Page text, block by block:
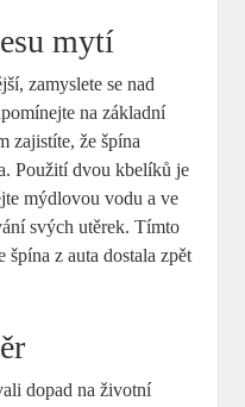
mytí
zamyslete se nad
na základní
zajistíte, že špína
Použití dvou kbelíků je
mýdlovou vodu a ve
svých utěrek. Tímto
špína z auta dostala zpět
dopad na životní